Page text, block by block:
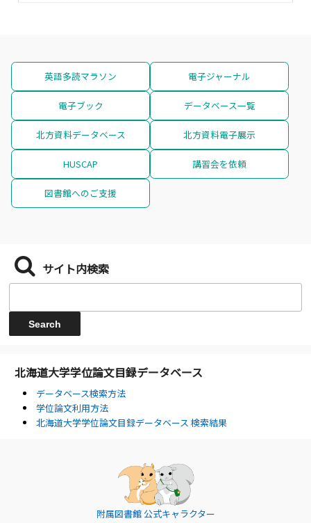
英語多読マラソン 電子ジャーナル
電子ブック データベース一覧
北方資料データベース 北方資料電子展示
HUSCAP 講習会を依頼
図書館へのご支援
サイト内検索
北海道大学学位論文目録データベース
データベース検索方法
学位論文利用方法
北海道大学学位論文目録データベース 検索結果
附属図書館 公式キャラクター